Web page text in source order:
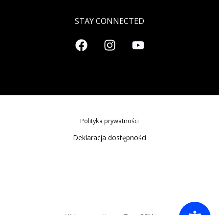
STAY CONNECTED
Polityka prywatności
Deklaracja dostępności